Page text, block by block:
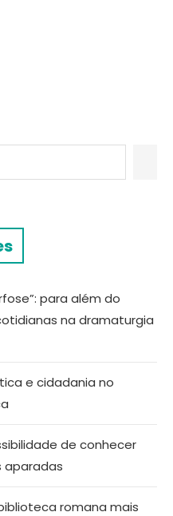
para além do
na dramaturgia
e cidadania no
de conhecer
aparadas
romana mais